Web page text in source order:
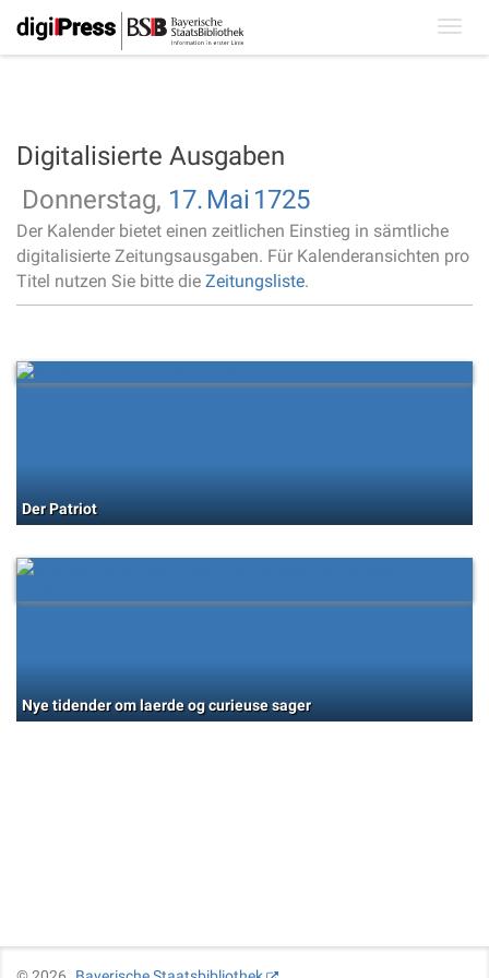
Digitalisierte Ausgaben
Donnerstag, 17. Mai 1725
Der Kalender bietet einen zeitlichen Einstieg in sämtliche
digitalisierte Zeitungsausgaben. Für Kalenderansichten pro
Titel nutzen Sie bitte die Zeitungsliste.
Der Patriot
Nye tidender om laerde og curieuse sager